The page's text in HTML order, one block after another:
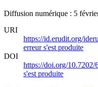
Diffusion numérique : 5
URI
https://id.erudit.org/
erreur s'est produite
DOI
https://doi.org/10.7202/
s'est produite